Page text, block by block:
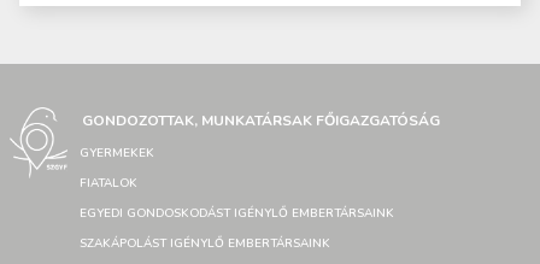
GONDOZOTTAK, MUNKATÁRSAK FŐIGAZGATÓSÁG
GYERMEKEK
FIATALOK
EGYEDI GONDOSKODÁST IGÉNYLŐ EMBERTÁRSAINK
SZAKÁPOLÁST IGÉNYLŐ EMBERTÁRSAINK